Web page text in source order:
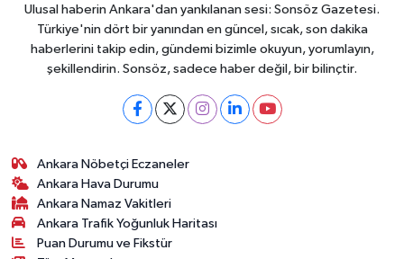
Ulusal haberin Ankara'dan yankılanan sesi: Sonsöz Gazetesi.
Türkiye'nin dört bir yanından en güncel, sıcak, son dakika
haberlerini takip edin, gündemi bizimle okuyun, yorumlayın,
şekillendirin. Sonsöz, sadece haber değil, bir bilinçtir.
Ankara Nöbetçi Eczaneler
Ankara Hava Durumu
Ankara Namaz Vakitleri
Ankara Trafik Yoğunluk Haritası
Puan Durumu ve Fikstür